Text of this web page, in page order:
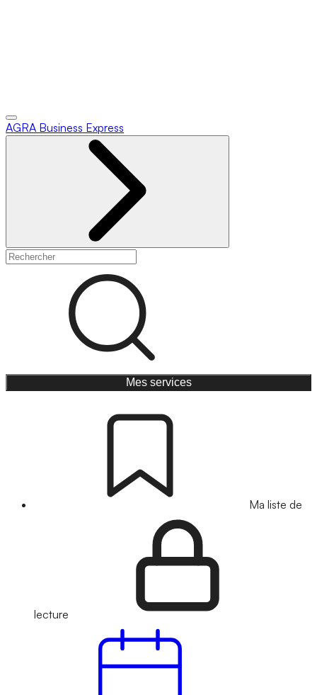
AGRA Business Express
Mes services
Ma liste de
lecture